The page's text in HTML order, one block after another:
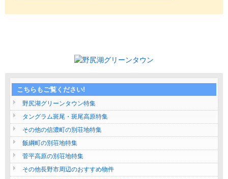
こちらもご覧ください!
野尻湖グリーンタウン特集
タングラム斑尾・斑尾高原特集
その他の信濃町の別荘地特集
飯綱町の別荘地特集
菅平高原の別荘地特集
その他長野市周辺のおすすめ物件